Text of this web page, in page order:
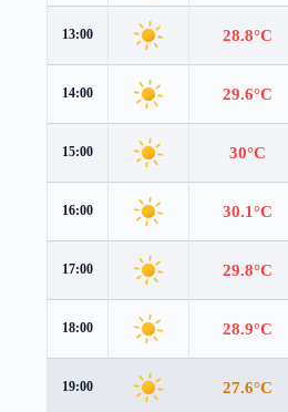
13:00 28.8°C
14:00 29.6°C
15:00 30°C
16:00 30.1°C
17:00 29.8°C
18:00 28.9°C
19:00 27.6°C